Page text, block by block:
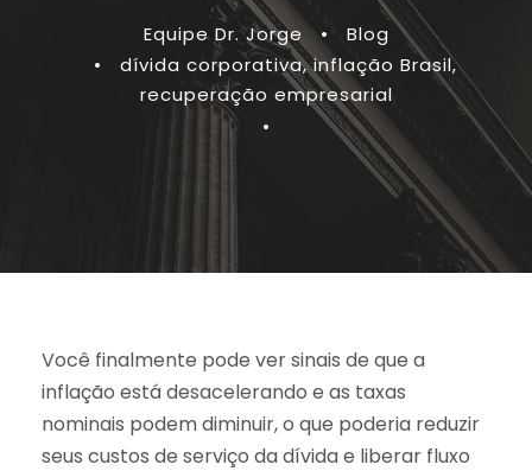
Equipe Dr. Jorge •
Blog
•
dívida corporativa, inflação Brasil,
recuperação empresarial
•
Você finalmente pode ver sinais de que a
inflação está desacelerando e as taxas
nominais podem diminuir, o que poderia reduzir
seus custos de serviço da dívida e liberar fluxo